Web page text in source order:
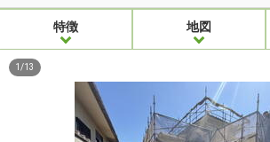
特徴 地図
1 /13